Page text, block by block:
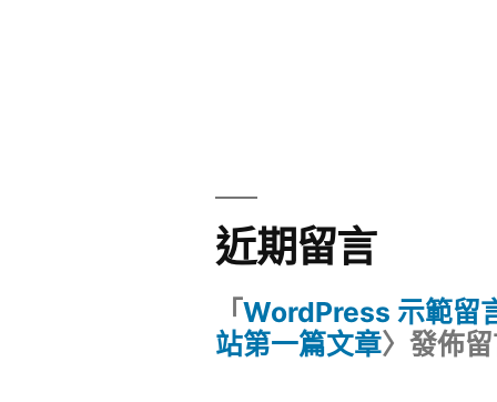
近期留言
「WordPress 示範留
站第一篇文章〉發佈